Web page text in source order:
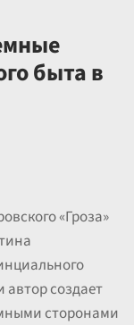
быта в
«Гроза»
автор создает
сторонами